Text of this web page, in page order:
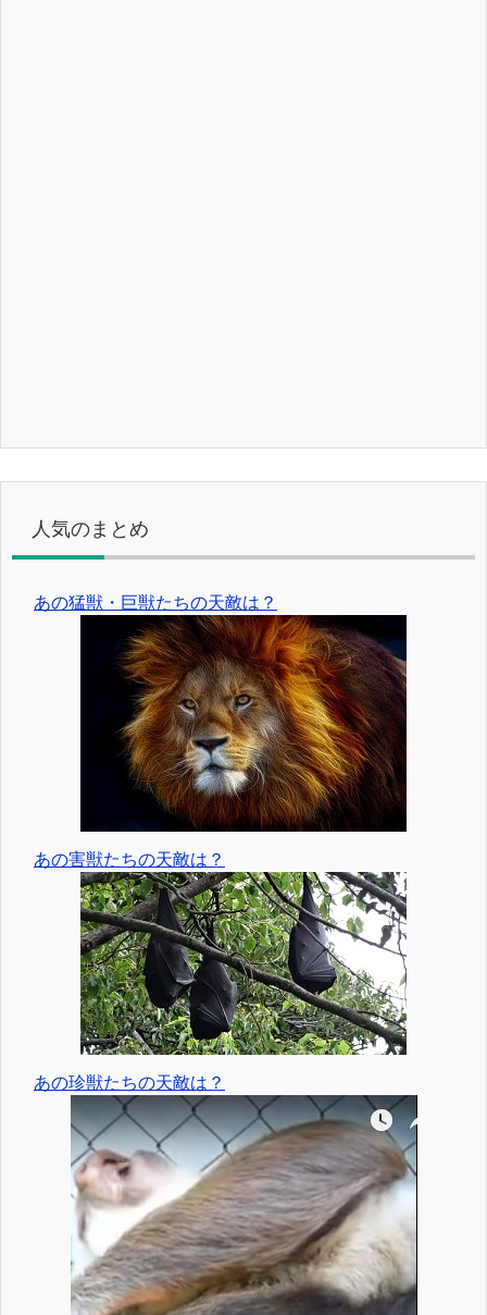
人気のまとめ
あの猛獣・巨獣たちの天敵は？
あの害獣たちの天敵は？
あの珍獣たちの天敵は？